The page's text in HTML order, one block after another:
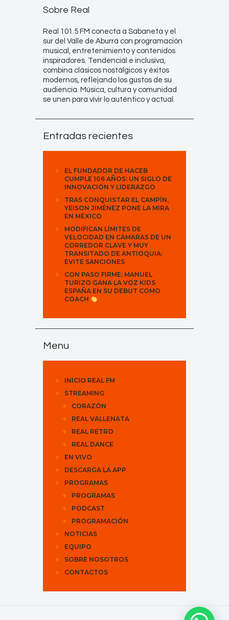
Sobre Real
Real 101.5 FM conecta a Sabaneta y el
sur del Valle de Aburrá con programación
musical, entretenimiento y contenidos
inspiradores. Tendencial e inclusiva,
combina clásicos nostálgicos y éxitos
modernos, reflejando los gustos de su
audiencia. Música, cultura y comunidad
se unen para vivir lo auténtico y actual.
Entradas recientes
EL FUNDADOR DE HACEB
CUMPLE 106 AÑOS: UN SIGLO DE
INNOVACIÓN Y LIDERAZGO
TRAS CONQUISTAR EL CAMPÍN,
YEISON JIMÉNEZ PONE LA MIRA
EN MÉXICO
MODIFICAN LÍMITES DE
VELOCIDAD EN CÁMARAS DE UN
CORREDOR CLAVE Y MUY
TRANSITADO DE ANTIOQUIA:
EVITE SANCIONES
CON PASO FIRME: MANUEL
TURIZO GANA LA VOZ KIDS
ESPAÑA EN SU DEBUT COMO
COACH
Menu
INICIO REAL FM
STREAMING
CORAZÓN
REAL VALLENATA
REAL RETRO
REAL DANCE
EN VIVO
DESCARGA LA APP
PROGRAMAS
PROGRAMAS
PODCAST
PROGRAMACIÓN
NOTICIAS
EQUIPO
SOBRE NOSOTROS
CONTACTOS